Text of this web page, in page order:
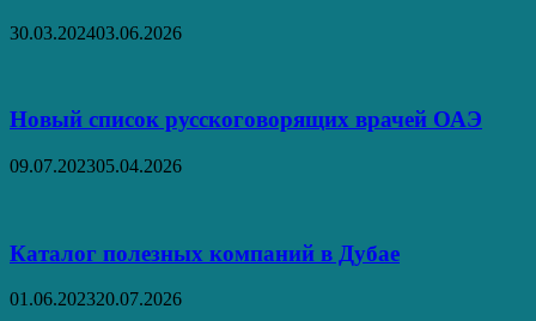
30.03.202403.06.2026
Новый список русскоговорящих врачей ОАЭ
09.07.202305.04.2026
Каталог полезных компаний в Дубае
01.06.202320.07.2026